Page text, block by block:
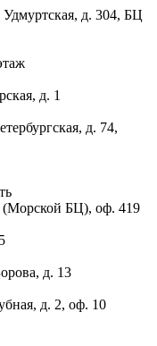
д. 304, БЦ
д. 1
д. 74,
(Морской БЦ), оф. 419
д. 13
д. 2, оф. 10